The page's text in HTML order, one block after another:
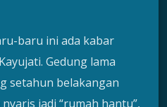
baru ini ada kabar
Gedung lama
setahun belakangan
jadi “rumah hantu”,